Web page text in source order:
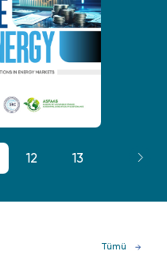
12 13
Tümü